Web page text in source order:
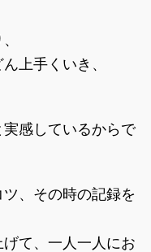
上手くいき、
感しているからで
、その時の記録を
て、一人一人にお